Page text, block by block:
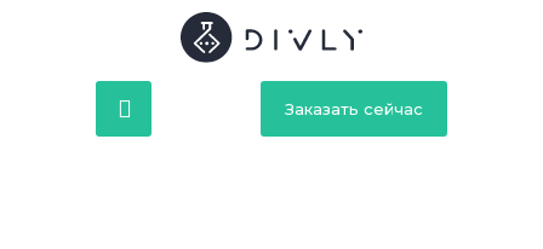
Заказать сейчас